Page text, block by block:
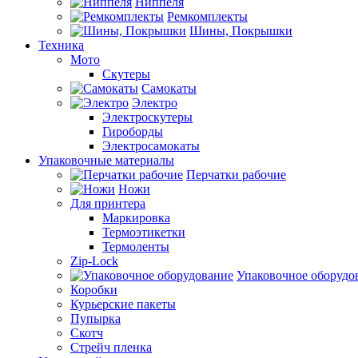
Ремкомплекты
Шины, Покрышки
Техника
Мото
Скутеры
Самокаты
Электро
Электроскутеры
Гироборды
Электросамокаты
Упаковочные материалы
Перчатки рабочие
Ножи
Для принтера
Маркировка
Термоэтикетки
Термоленты
Zip-Lock
Упаковочное
Коробки
Курьерские пакеты
Пупырка
Скотч
Стрейч пленка